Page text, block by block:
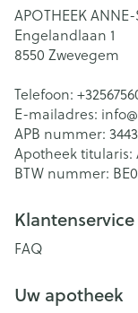
APOTHEEK
Engelandlaan 1
8550 Zwevegem
Telefoon:
E-mailadres: info@
APB nummer:
Apotheek titularis:
BTW nummer:
Klantenservice
FAQ
Uw apotheek